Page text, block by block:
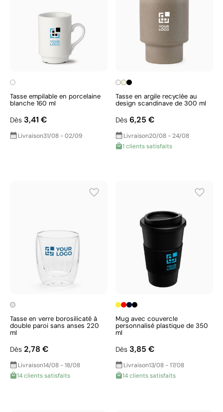
Tasse empilable en porcelaine
blanche 160 ml
Dès 3,41 €
Livraison31/08 - 02/09
Tasse en argile recyclée au
design scandinave de 300 ml
Dès 6,25 €
Livraison20/08 - 24/08
1 clients satisfaits
Tasse en verre borosilicaté à
double paroi sans anses 220
ml
Dès 2,78 €
Livraison14/08 - 18/08
14 clients satisfaits
Mug avec couvercle
personnalisé plastique de 350
ml
Dès 3,85 €
Livraison13/08 - 17/08
14 clients satisfaits